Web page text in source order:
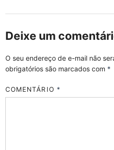
Deixe um
O seu endereço de e-mail não
obrigatórios são marcados com *
COMENTÁRIO *